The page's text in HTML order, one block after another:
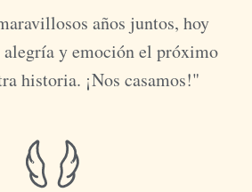
años juntos, hoy
alegría y emoción el próximo
historia. ¡Nos casamos!"